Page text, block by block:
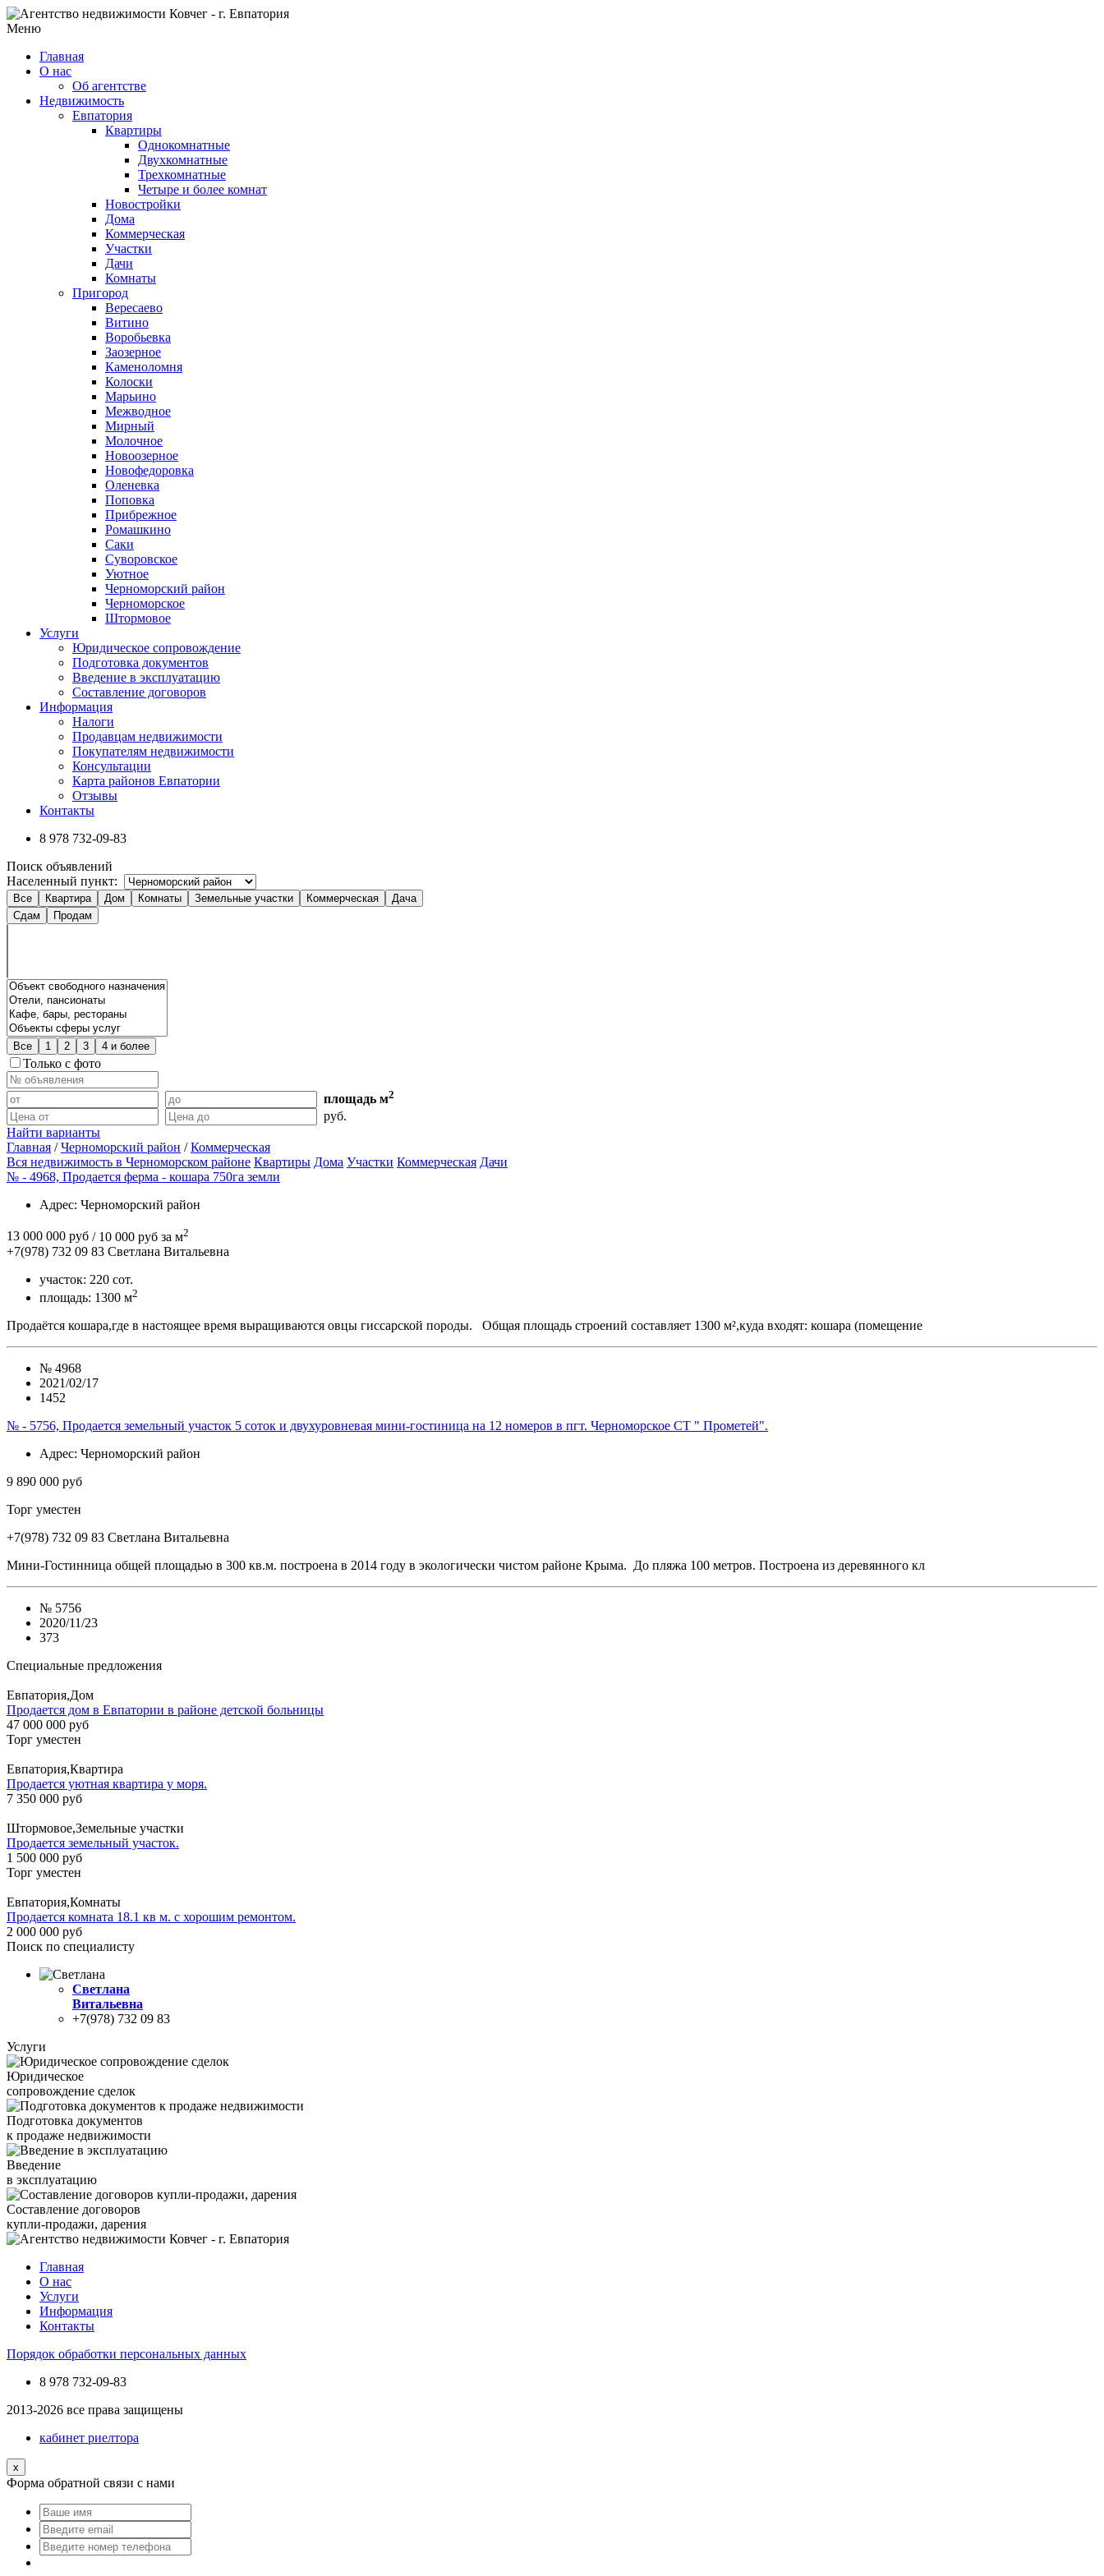
Меню
Главная
О нас
Об агентстве
Недвижимость
Евпатория
Квартиры
Однокомнатные
Двухкомнатные
Трехкомнатные
Четыре и более комнат
Новостройки
Дома
Коммерческая
Участки
Дачи
Комнаты
Пригород
Вересаево
Витино
Воробьевка
Заозерное
Каменоломня
Колоски
Марьино
Межводное
Мирный
Молочное
Новоозерное
Новофедоровка
Оленевка
Поповка
Прибрежное
Ромашкино
Саки
Суворовское
Уютное
Черноморский район
Черноморское
Штормовое
Услуги
Юридическое сопровождение
Подготовка документов
Введение в эксплуатацию
Составление договоров
Информация
Налоги
Продавцам недвижимости
Покупателям недвижимости
Консультации
Карта районов Евпатории
Отзывы
Контакты
8 978 732-09-83
Поиск объявлений
Населенный пункт:
Все Квартира Дом Комнаты Земельные участки Коммерческая
Дача
Сдам
Продам
Все 1 2 3 4 и более
Только с фото
площадь м2
руб.
Найти варианты
Главная /Черноморский район /Коммерческая
Вся недвижимость в Черноморском районе Квартиры Дома Участки Коммерческая Дачи
№ - 4968, Продается ферма - кошара 750га земли
Адрес: Черноморский район
13 000 000 руб / 10 000 руб за м2
+7(978) 732 09 83 Cветлана Витальевна
участок: 220 сот.
площадь: 1300 м2
Продаётся кошара,где в настоящее время выращиваются овцы гиссарской породы. Общая площадь строений составляет 1300 м²,куда входят: кошара (помещение
№ 4968
2021/02/17
1452
№ - 5756, Продается земельный участок 5 соток и двухуровневая мини-гостиница на 12 номеров в пгт. Черноморское СТ " Прометей".
Адрес: Черноморский район
9 890 000 руб
Торг уместен
+7(978) 732 09 83 Cветлана Витальевна
Мини-Гостинница общей площадью в 300 кв.м. построена в 2014 году в экологически чистом районе Крыма. До пляжа 100 метров. Построена из деревянного кл
№ 5756
2020/11/23
373
Специальные предложения
Евпатория,Дом
Продается дом в Евпатории в районе детской больницы
47 000 000 руб
Торг уместен
Евпатория,Квартира
Продается уютная квартира у моря.
7 350 000 руб
Штормовое,Земельные участки
Продается земельный участок.
1 500 000 руб
Торг уместен
Евпатория,Комнаты
Продается комната 18.1 кв м. с хорошим ремонтом.
2 000 000 руб
Поиск по специалисту
Светлана
Витальевна
+7(978) 732 09 83
Услуги
Юридическое
сопровождение сделок
Подготовка документов
к продаже недвижимости
Введение
в эксплуатацию
Составление договоров
купли-продажи, дарения
Главная
О нас
Услуги
Информация
Контакты
Порядок обработки персональных данных
8 978 732-09-83
2013-2026 все права защищены
кабинет риелтора
x
Форма обратной связи с нами